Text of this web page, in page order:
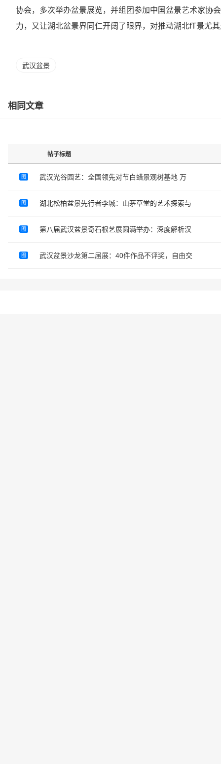
协会，多次举办盆景展览，并组团参加中国盆景艺术家协
力，又让湖北盆景界同仁开阔了眼界，对推动湖北fT景尤
武汉盆景
相同文章
帖子标题
图 武汉光谷园艺：全国领先对节白蜡景观树基地 万
图 湖北松柏盆景先行者李城：山茅草堂的艺术探索与
图 第八届武汉盆景奇石根艺展圆满举办：深度解析汉
图 武汉盆景沙龙第二届展：40件作品不评奖，自由交